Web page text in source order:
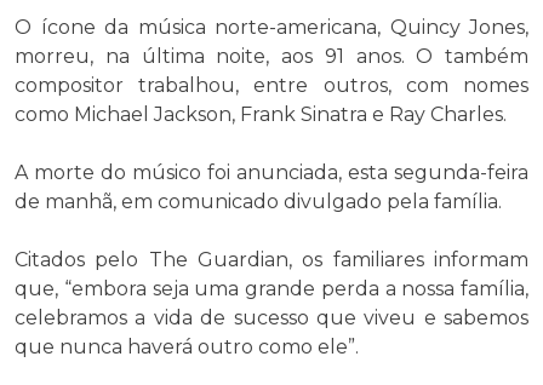
O ícone da música norte-americana, Quincy Jones,
morreu, na última noite, aos 91 anos. O também
compositor trabalhou, entre outros, com nomes
como Michael Jackson, Frank Sinatra e Ray Charles.
A morte do músico foi anunciada, esta segunda-feira
de manhã, em comunicado divulgado pela família.
Citados pelo The Guardian, os familiares informam
que, “embora seja uma grande perda a nossa família,
celebramos a vida de sucesso que viveu e sabemos
que nunca haverá outro como ele”.